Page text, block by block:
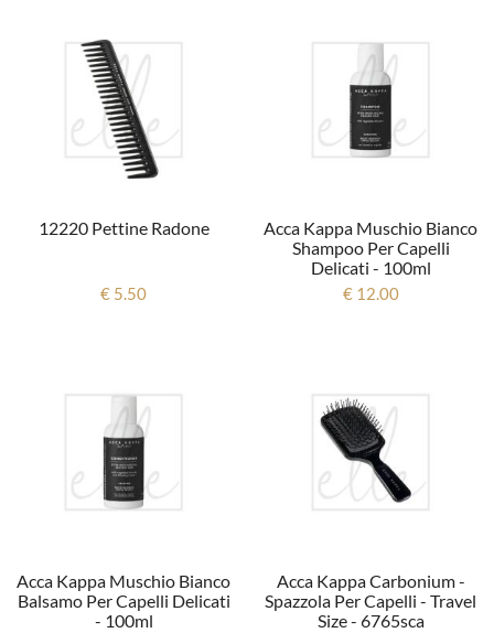
12220 Pettine Radone
€ 5.50
Acca Kappa Muschio Bianco
Shampoo Per Capelli
Delicati - 100ml
€ 12.00
Acca Kappa Muschio Bianco
Balsamo Per Capelli Delicati
- 100ml
Acca Kappa Carbonium -
Spazzola Per Capelli - Travel
Size - 6765sca